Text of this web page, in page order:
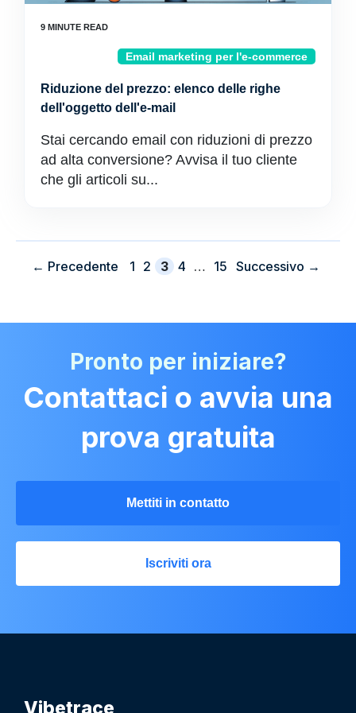
Email marketing per l'e-commerce
Riduzione del prezzo: elenco delle righe
dell'oggetto dell'e-mail
Stai cercando email con riduzioni di prezzo
ad alta conversione? Avvisa il tuo cliente
che gli articoli su...
← Precedente Pagina
1 Pagina
2 Pagina
3 Pagina
4 … Pagina
15 Successivo →
Pronto per iniziare?
Contattaci o avvia una
prova gratuita
Mettiti in contatto
Iscriviti ora
Vibetrace